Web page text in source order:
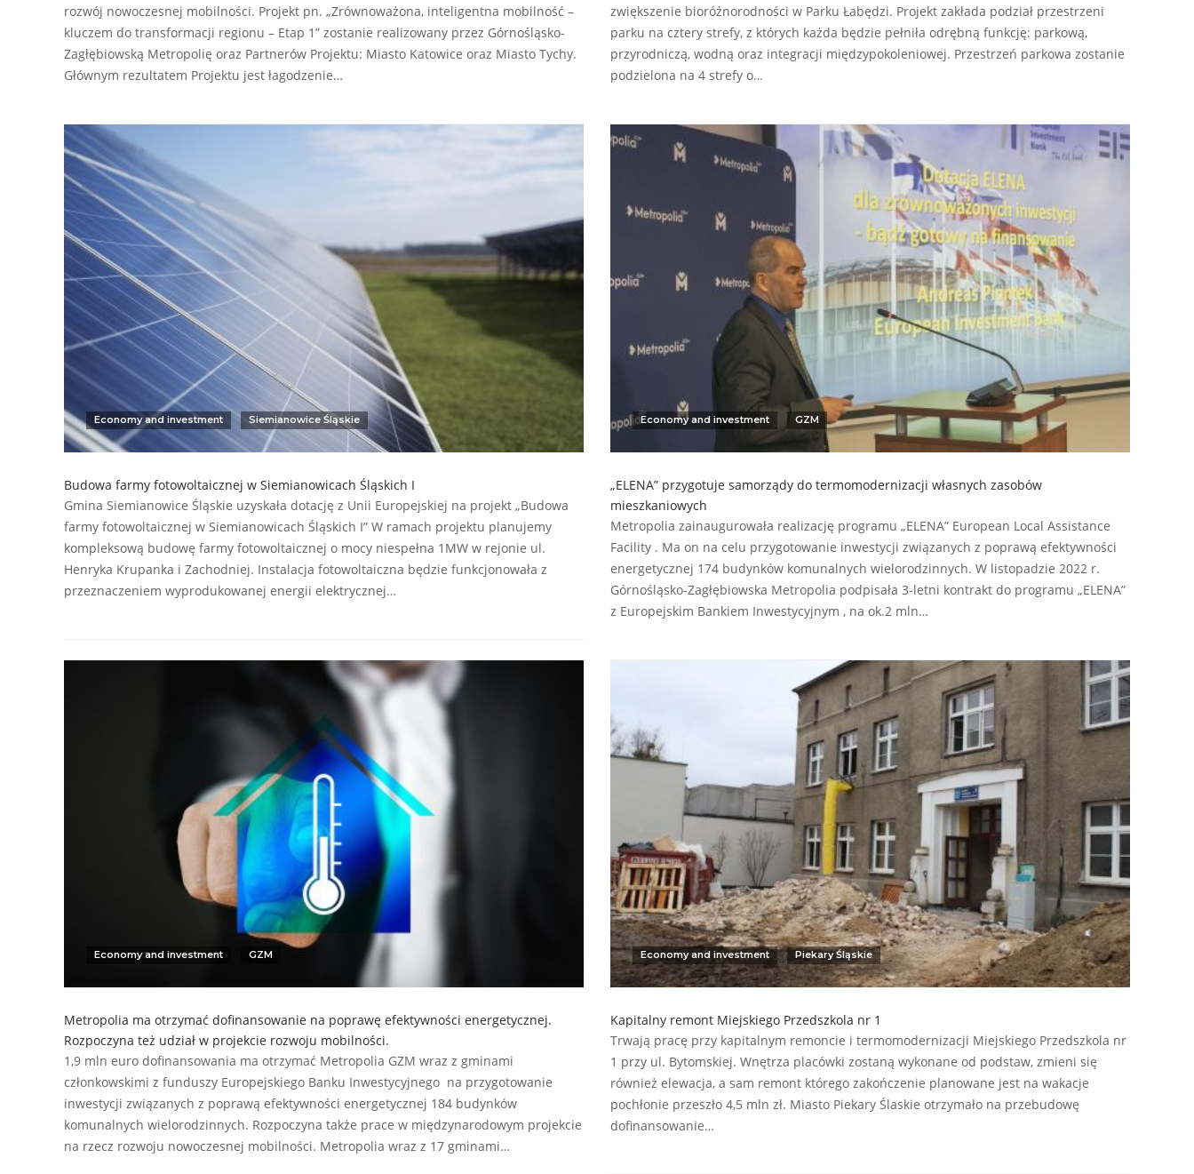
rozwój nowoczesnej mobilności. Projekt pn. „Zrównoważona, inteligentna mobilność –
kluczem do transformacji regionu – Etap 1” zostanie realizowany przez Górnośląsko-
Zagłębiowską Metropolię oraz Partnerów Projektu: Miasto Katowice oraz Miasto Tychy.
Głównym rezultatem Projektu jest łagodzenie…
zwiększenie bioróżnorodności w Parku Łabędzi. Projekt zakłada podział przestrzeni
parku na cztery strefy, z których każda będzie pełniła odrębną funkcję: parkową,
przyrodniczą, wodną oraz integracji międzypokoleniowej. Przestrzeń parkowa zostanie
podzielona na 4 strefy o…
Economy and investment Siemianowice Śląskie
Budowa farmy fotowoltaicznej w Siemianowicach Śląskich I
Gmina Siemianowice Śląskie uzyskała dotację z Unii Europejskiej na projekt „Budowa
farmy fotowoltaicznej w Siemianowicach Śląskich I” W ramach projektu planujemy
kompleksową budowę farmy fotowoltaicznej o mocy niespełna 1MW w rejonie ul.
Henryka Krupanka i Zachodniej. Instalacja fotowoltaiczna będzie funkcjonowała z
przeznaczeniem wyprodukowanej energii elektrycznej…
Economy and investment GZM
„ELENA” przygotuje samorządy do termomodernizacji własnych zasobów
mieszkaniowych
Metropolia zainaugurowała realizację programu „ELENA” European Local Assistance
Facility . Ma on na celu przygotowanie inwestycji związanych z poprawą efektywności
energetycznej 174 budynków komunalnych wielorodzinnych. W listopadzie 2022 r.
Górnośląsko-Zagłębiowska Metropolia podpisała 3-letni kontrakt do programu „ELENA”
z Europejskim Bankiem Inwestycyjnym , na ok.2 mln…
Economy and investment GZM
Metropolia ma otrzymać dofinansowanie na poprawę efektywności energetycznej.
Rozpoczyna też udział w projekcie rozwoju mobilności.
1,9 mln euro dofinansowania ma otrzymać Metropolia GZM wraz z gminami
członkowskimi z funduszy Europejskiego Banku Inwestycyjnego na przygotowanie
inwestycji związanych z poprawą efektywności energetycznej 184 budynków
komunalnych wielorodzinnych. Rozpoczyna także prace w międzynarodowym projekcie
na rzecz rozwoju nowoczesnej mobilności. Metropolia wraz z 17 gminami…
Economy and investment Piekary Śląskie
Kapitalny remont Miejskiego Przedszkola nr 1
Trwają pracę przy kapitalnym remoncie i termomodernizacji Miejskiego Przedszkola nr
1 przy ul. Bytomskiej. Wnętrza placówki zostaną wykonane od podstaw, zmieni się
również elewacja, a sam remont którego zakończenie planowane jest na wakacje
pochłonie przeszło 4,5 mln zł. Miasto Piekary Ślaskie otrzymało na przebudowę
dofinansowanie…